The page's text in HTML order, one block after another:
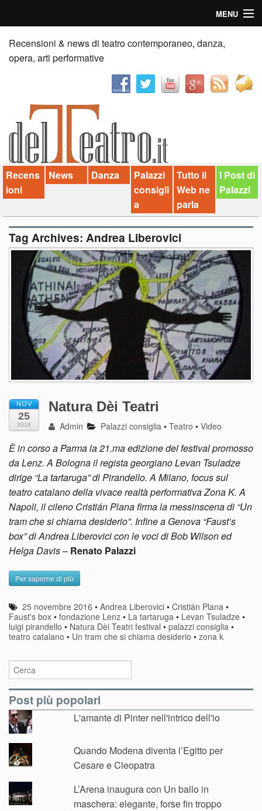
MENU
Home
Recensioni
News
Palazzi consiglia
Video
Chi siamo
Contatti
dT in English
Recensioni & news di teatro contemporaneo, danza,
opera, arti performative
Recens
ioni
News Danza
Palazzi
consigli
a
Tutto il
Web ne
parla
I Post di
Palazzi
Tag Archives: Andrea Liberovici
NOV
25
2016
Natura Dèi Teatri
Admin Palazzi consiglia •Teatro •Video
È in corso a Parma la 21.ma edizione del festival promosso
da Lenz. A Bologna il regista georgiano Levan Tsuladze
dirige “La tartaruga” di Pirandello. A Milano, focus sul
teatro catalano della vivace realtà performativa Zona K. A
Napoli, il cileno Cristián Plana firma la messinscena di “Un
tram che si chiama desiderio”. Infine a Genova “Faust’s
box” di Andrea Liberovici con le voci di Bob Wilson ed
Helga Davis– Renato Palazzi
Per saperne di più
25 novembre 2016 •Andrea Liberovici •Cristián Plana •
Faust's box • fondazione Lenz • La tartaruga • Levan Tsuladze •
luigi pirandello • Natura Dèi Teatri festival • palazzi consiglia •
teatro catalano • Un tram che si chiama desiderio • zona k
Post più popolari
L'amante di Pinter nell'intrico dell'io
Quando Modena diventa l’Egitto per
Cesare e Cleopatra
L’Arena inaugura con Un ballo in
maschera: elegante, forse fin troppo